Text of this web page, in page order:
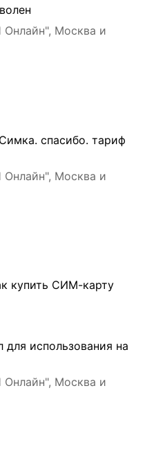
Москва и
спасибо. тариф
Москва и
купить СИМ-карту
для использования на
Москва и